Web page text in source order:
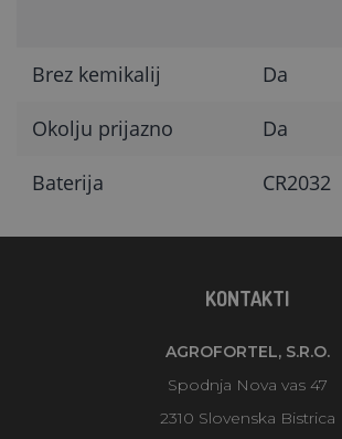
Brez kemikalij Da
Okolju prijazno Da
Baterija CR2032
KONTAKTI
AGROFORTEL, S.R.O.
Spodnja Nova vas 47
2310 Slovenska Bistrica